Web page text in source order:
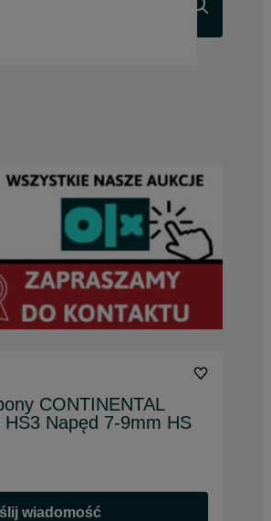
CONTINENTAL
Napęd 7-9mm HS
wiadomość